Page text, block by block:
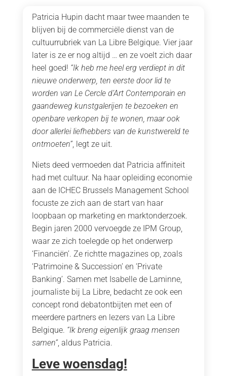
Patricia Hupin dacht maar twee maanden te
blijven bij de commerciële dienst van de
cultuurrubriek van La Libre Belgique. Vier jaar
later is ze er nog altijd … en ze voelt zich daar
heel goed! “Ik heb me heel erg verdiept in dit
nieuwe onderwerp, ten eerste door lid te
worden van Le Cercle d’Art Contemporain en
gaandeweg kunstgalerijen te bezoeken en
openbare verkopen bij te wonen, maar ook
door allerlei liefhebbers van de kunstwereld te
ontmoeten”, legt ze uit.
Niets deed vermoeden dat Patricia affiniteit
had met cultuur. Na haar opleiding economie
aan de ICHEC Brussels Management School
focuste ze zich aan de start van haar
loopbaan op marketing en marktonderzoek.
Begin jaren 2000 vervoegde ze IPM Group,
waar ze zich toelegde op het onderwerp
‘Financiën’. Ze richtte magazines op, zoals
‘Patrimoine & Succession’ en ‘Private
Banking’. Samen met Isabelle de Laminne,
journaliste bij La Libre, bedacht ze ook een
concept rond debatontbijten met een of
meerdere partners en lezers van La Libre
Belgique. “Ik breng eigenlijk graag mensen
samen”, aldus Patricia.
Leve woensdag!